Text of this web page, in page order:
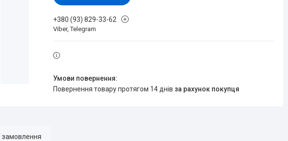
+380 (93) 829-33-62
Viber, Telegram
повернення товару протягом 14 днів за рахунок покупця
замовлення